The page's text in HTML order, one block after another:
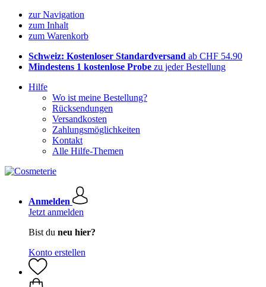
zur Navigation
zum Inhalt
zum Warenkorb
Schweiz: Kostenloser Standardversand ab CHF 54.90
Mindestens 1 kostenlose Probe zu jeder Bestellung
Hilfe
Wo ist meine Bestellung?
Rücksendungen
Versandkosten
Zahlungsmöglichkeiten
Kontakt
Alle Hilfe-Themen
Anmelden
Jetzt anmelden
Bist du neu hier?
Konto erstellen